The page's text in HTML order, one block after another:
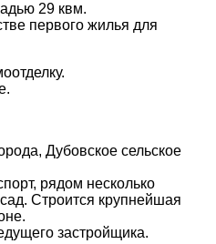
29 квм.
первого жилья для
Дубовское сельское
рядом несколько
Строится крупнейшая
застройщика.